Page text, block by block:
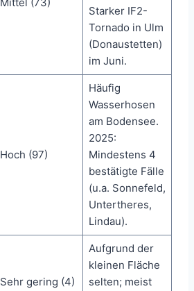
Mittel (73)
Starker IF2-
Tornado in Ulm
(Donaustetten)
im Juni.
Hoch (97)
Häufig
Wasserhosen
am Bodensee.
2025:
Mindestens 4
bestätigte Fälle
(u.a. Sonnefeld,
Untertheres,
Lindau).
Sehr gering (4)
Aufgrund der
kleinen Fläche
selten; meist